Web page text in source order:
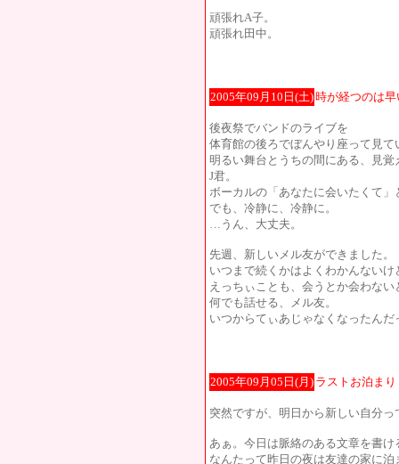
頑張れA子。
頑張れ田中。
2005年09月10日(土)時が経つのは
後夜祭でバンドのライブを
体育館の後ろでぼんやり座って見て
明るい舞台とうちの間にある、見覚
J君。
ボーカルの「あなたに会いたくて
でも、冷静に、冷静に。
…うん、大丈夫。
先週、新しいメル友ができました。
いつまで続くかはよくわかんないけ
えっちぃことも、会うとか会わな
何でも話せる、メル友。
いつからてぃあじゃなくなったんだ
2005年09月05日(月) ラストお泊まり
突然ですが、明日から新しい自分
あぁ。今日は脈絡のある文章を書
なんたって昨日の夜は友達の家に